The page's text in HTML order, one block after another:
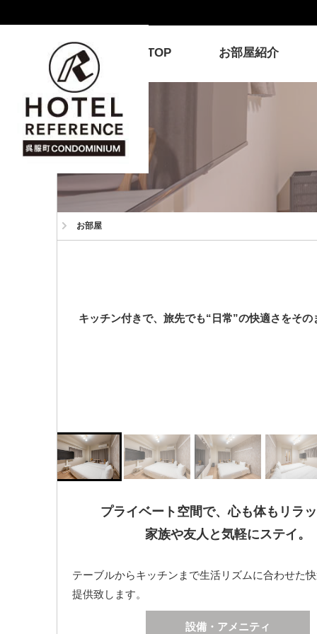
TOP お部屋紹介
お部屋
キッチン付きで、旅先でも“日常”の快適さをそ
プライベート空間で、心も体もリラ
家族や友人と気軽にステイ。
テーブルからキッチンまで生活リズムに合わせた
提供致します。
設備・アメニティ